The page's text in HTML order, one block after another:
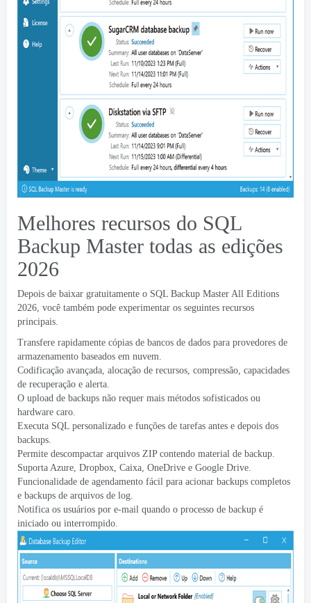
Melhores recursos do SQL
Backup Master todas as edições
2026
Depois de baixar gratuitamente o SQL Backup Master All Editions
2026, você também pode experimentar os seguintes recursos
principais.
Transfere rapidamente cópias de bancos de dados para provedores de
armazenamento baseados em nuvem.
Codificação avançada, alocação de recursos, compressão, capacidades
de recuperação e alerta.
O upload de backups não requer mais métodos sofisticados ou
hardware caro.
Executa SQL personalizado e funções de tarefas antes e depois dos
backups.
Permite descompactar arquivos ZIP contendo material de backup.
Suporta Azure, Dropbox, Caixa, OneDrive e Google Drive.
Funcionalidade de agendamento fácil para acionar backups completos
e backups de arquivos de log.
Notifica os usuários por e-mail quando o processo de backup é
iniciado ou interrompido.